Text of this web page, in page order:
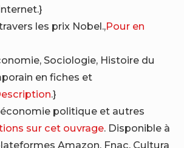
les prix Nobel.,Pour en
Sociologie, Histoire du
en fiches et
.}
politique et autres
sur cet ouvrage. Disponible à
Amazon, Fnac, Cultura